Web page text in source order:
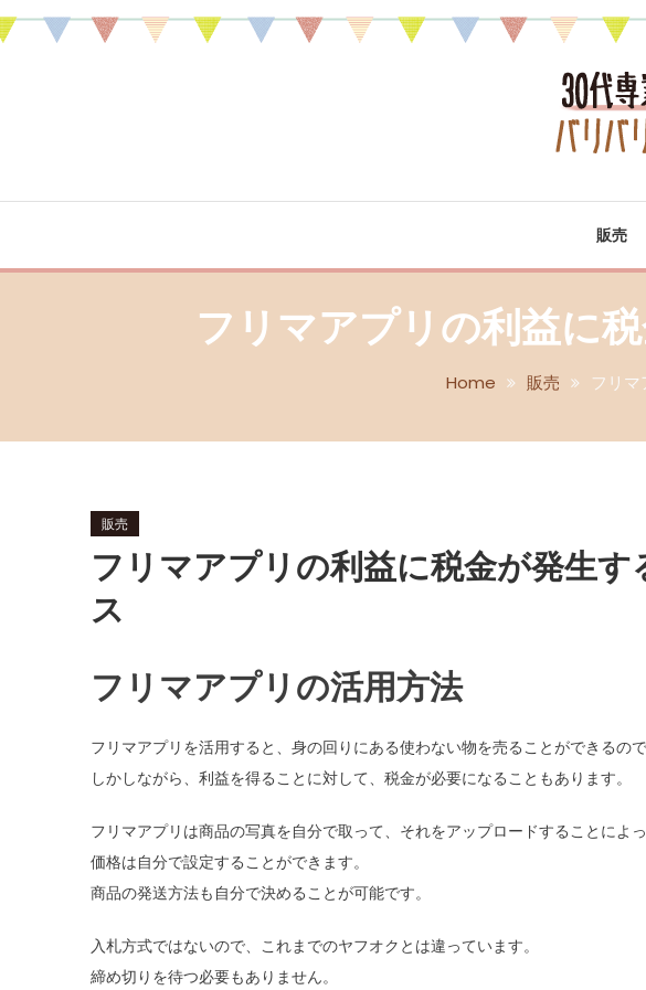
Skip
To
30代専業主婦がフリマアプリ
販売
フリマアプリの利益に
Home 販売 フリ
販売
フリマアプリの利益に税金が発生
ス
フリマアプリの活用方法
フリマアプリを活用すると、身の回りにある使わない物を売ることができるの
しかしながら、利益を得ることに対して、税金が必要になることもあります。
フリマアプリは商品の写真を自分で取って、それをアップロードすることによ
価格は自分で設定することができます。
商品の発送方法も自分で決めることが可能です。
入札方式ではないので、これまでのヤフオクとは違っています。
締め切りを待つ必要もありません。